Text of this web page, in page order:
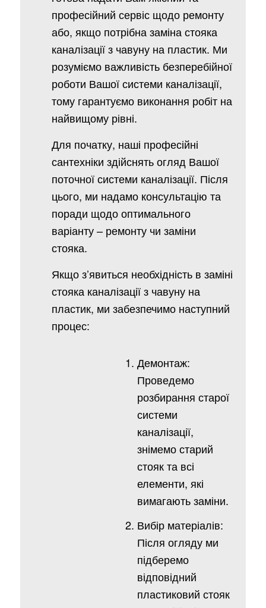
професійний сервіс щодо ремонту
або, якщо потрібна заміна стояка
каналізації з чавуну на пластик. Ми
розуміємо важливість безперебійної
роботи Вашої системи каналізації,
тому гарантуємо виконання робіт на
найвищому рівні.
Для початку, наші професійні
сантехніки здійснять огляд Вашої
поточної системи каналізації. Після
цього, ми надамо консультацію та
поради щодо оптимального
варіанту – ремонту чи заміни
стояка.
Якщо з’явиться необхідність в заміні
стояка каналізації з чавуну на
пластик, ми забезпечимо наступний
процес:
Демонтаж:
Проведемо
розбирання старої
системи
каналізації,
знімемо старий
стояк та всі
елементи, які
вимагають заміни.
Вибір матеріалів:
Після огляду ми
підберемо
відповідний
пластиковий стояк